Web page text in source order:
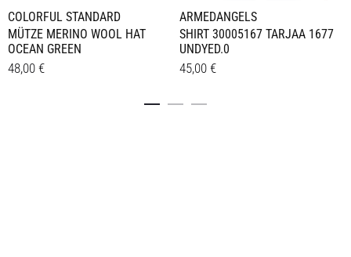
COLORFUL STANDARD
MÜTZE MERINO WOOL HAT
OCEAN GREEN
48,00 €
ARMEDANGELS
SHIRT 30005167 TARJAA 1677
UNDYED.0
45,00 €